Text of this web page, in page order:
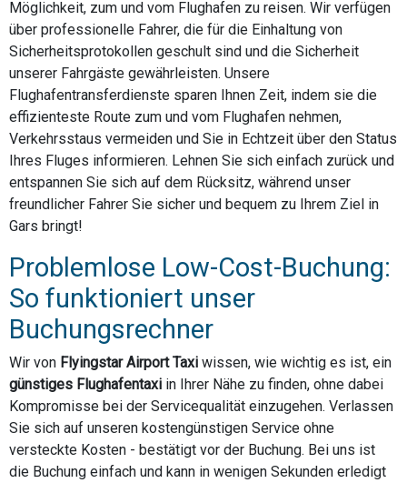
Möglichkeit, zum und vom Flughafen zu reisen. Wir verfügen
über professionelle Fahrer, die für die Einhaltung von
Sicherheitsprotokollen geschult sind und die Sicherheit
unserer Fahrgäste gewährleisten. Unsere
Flughafentransferdienste sparen Ihnen Zeit, indem sie die
effizienteste Route zum und vom Flughafen nehmen,
Verkehrsstaus vermeiden und Sie in Echtzeit über den Status
Ihres Fluges informieren. Lehnen Sie sich einfach zurück und
entspannen Sie sich auf dem Rücksitz, während unser
freundlicher Fahrer Sie sicher und bequem zu Ihrem Ziel in
Gars bringt!
Problemlose Low-Cost-Buchung:
So funktioniert unser
Buchungsrechner
Wir von Flyingstar Airport Taxi wissen, wie wichtig es ist, ein
günstiges Flughafentaxi in Ihrer Nähe zu finden, ohne dabei
Kompromisse bei der Servicequalität einzugehen. Verlassen
Sie sich auf unseren kostengünstigen Service ohne
versteckte Kosten - bestätigt vor der Buchung. Bei uns ist
die Buchung einfach und kann in wenigen Sekunden erledigt